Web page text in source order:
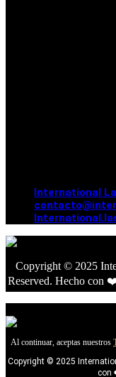
International
Copyright © 2025
Reserved. Hecho con
Al continuar, aceptas nuestros
Copyright © 2025
con